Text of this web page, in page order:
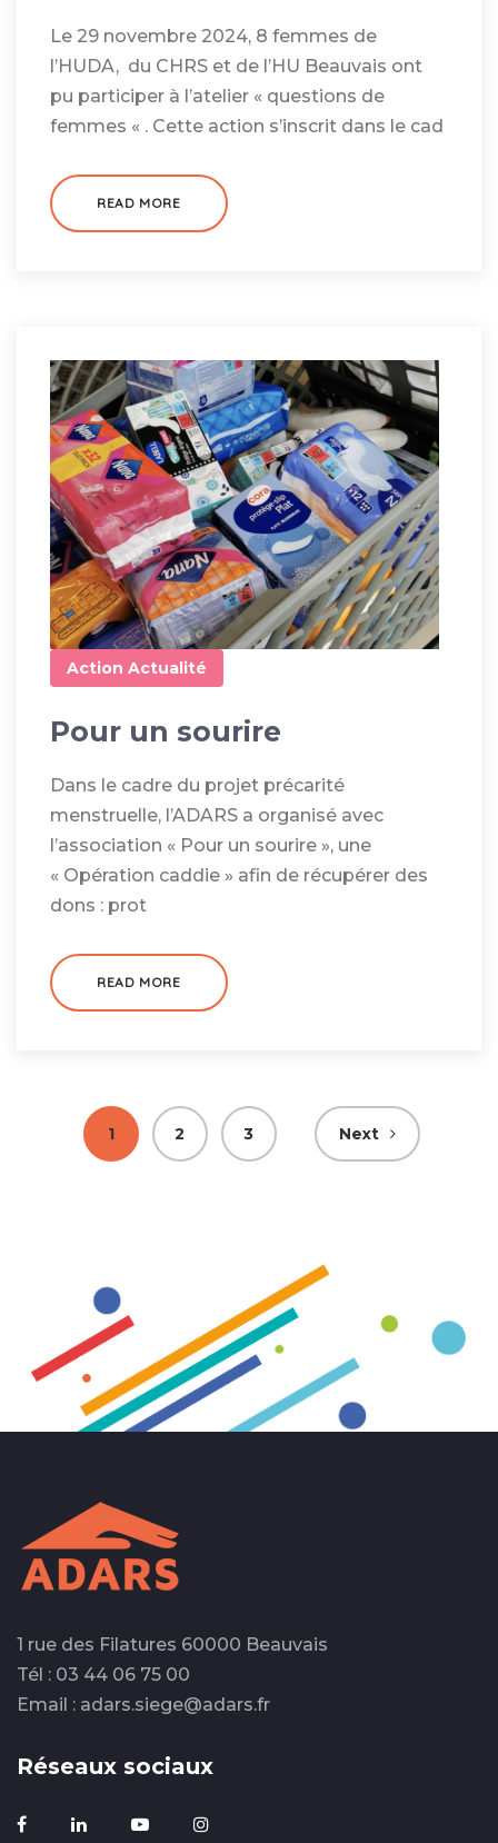
Le 29 novembre 2024, 8 femmes de
l’HUDA, du CHRS et de l’HU Beauvais ont
pu participer à l’atelier « questions de
femmes « . Cette action s’inscrit dans le cad
READ MORE
Action Actualité
Pour un sourire
Dans le cadre du projet précarité
menstruelle, l’ADARS a organisé avec
l’association « Pour un sourire », une
« Opération caddie » afin de récupérer des
dons : prot
READ MORE
Pagination
publications
1 2 3 Next
1 rue des Filatures 60000 Beauvais
Tél : 03 44 06 75 00
Email : adars.siege@adars.fr
Réseaux sociaux